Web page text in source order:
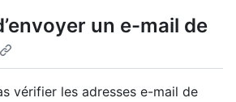
un e-mail de
vérifier les adresses e-mail de